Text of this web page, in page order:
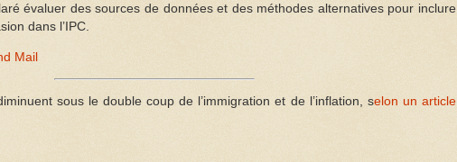
évaluer des sources de données et des méthodes alternatives pour inclure
dans l’IPC.
Mail
sous le double coup de l’immigration et de l’inflation, selon un article